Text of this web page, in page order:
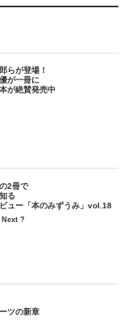
らが登場！
が一冊に
が絶賛発売中
2冊で
る
ュー「本のみずうみ」vol.18
?
ツの新章